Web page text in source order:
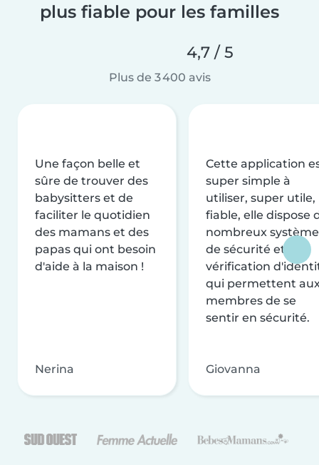
plus fiable pour les familles
4,7 / 5
Plus de 3 400 avis
Une façon belle et
sûre de trouver des
babysitters et de
faciliter le quotidien
des mamans et des
papas qui ont besoin
d'aide à la maison !
Nerina
Cette application
super simple à
utiliser, super utile,
fiable, elle dispose
nombreux
de sécurité et de
vérification
qui permettent
membres de se
sentir en sécurité.
Giovanna